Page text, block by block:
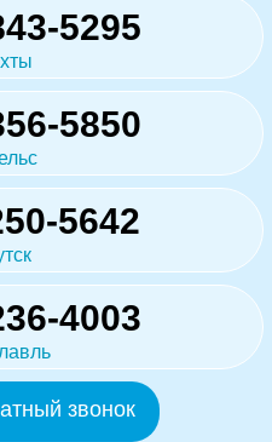
5295
5850
5642
4003
звонок